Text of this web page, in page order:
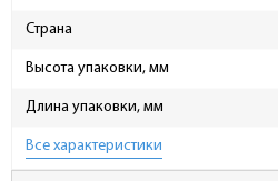
Страна
Высота упаковки, мм
Длина упаковки, мм
Все характеристики